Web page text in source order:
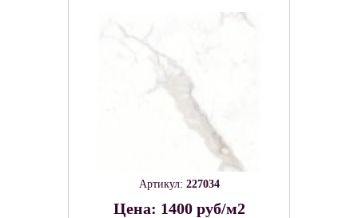
Артикул: 227034
Цена: 1400 руб/м2